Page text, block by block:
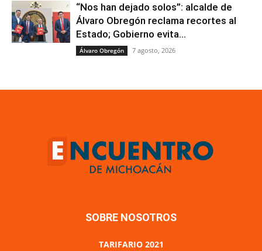
“Nos han dejado solos”: alcalde de
Álvaro Obregón reclama recortes al
Estado; Gobierno evita...
Álvaro Obregón 7 agosto, 2026
SOBRE NOSOTROS
TARIFARIO 2021